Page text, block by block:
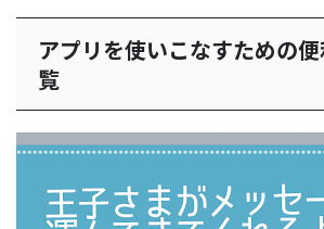
アプリを使いこなすための
覧